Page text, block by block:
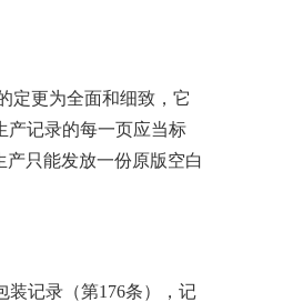
定更为全面和细致，它
产记录的每一页应当标
只能发放一份原版空白
装记录（第176条），记